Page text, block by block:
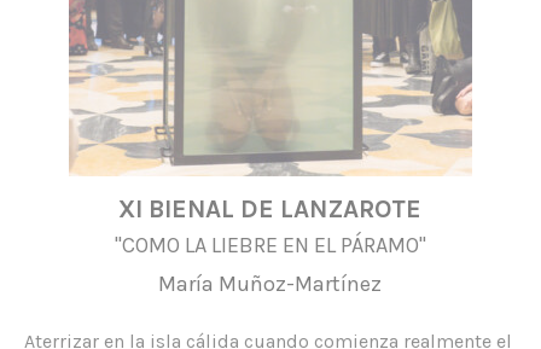
XI BIENAL DE LANZAROTE
"COMO LA LIEBRE EN EL PÁRAMO"
María Muñoz-Martínez
Aterrizar en la isla cálida cuando comienza realmente el